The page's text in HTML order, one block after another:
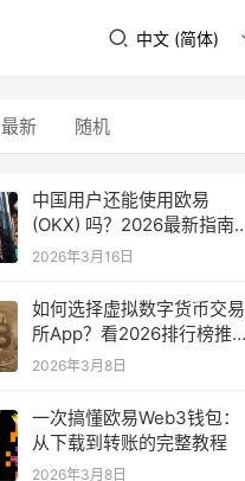
最新 随机
中国用户还能使用欧易
(OKX) 吗？2026最新指南
教你如何下载
2026年3月16日
如何选择虚拟数字货币交易
所App？看2026排行榜推
荐！
2026年3月8日
一次搞懂欧易Web3钱包：
从下载到转账的完整教程
2026年3月8日